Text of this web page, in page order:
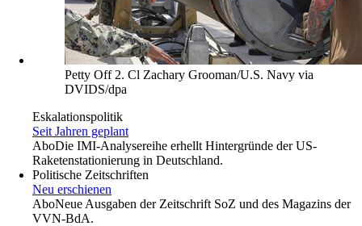
Petty Off 2. Cl Zachary Grooman/U.S. Navy via
DVIDS/dpa
Eskalationspolitik
Seit Jahren geplant
AboDie IMI-Analysereihe erhellt Hintergründe der US-
Raketenstationierung in Deutschland.
Politische Zeitschriften
Neu erschienen
AboNeue Ausgaben der Zeitschrift SoZ und des Magazins der
VVN-BdA.